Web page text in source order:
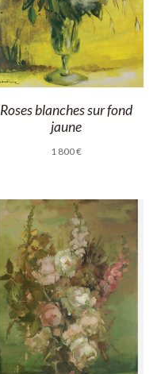
Roses blanches sur fond
jaune
1 800€